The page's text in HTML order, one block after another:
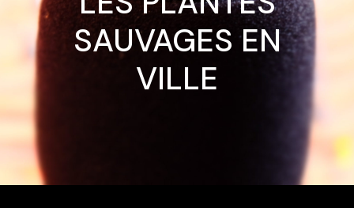
SAUVAGES EN
VILLE